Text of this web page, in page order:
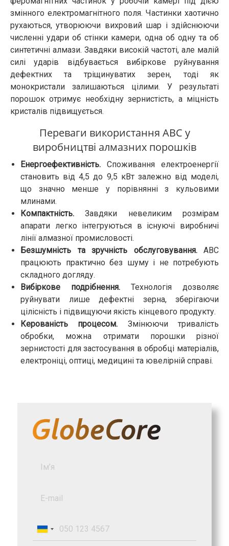
змінного електромагнітного поля. Частинки хаотично
рухаються, утворюючи вихровий шар і здійснюючи
численні удари об стінки камери, одна об одну та об
синтетичні алмази. Завдяки високій частоті, але малій
силі ударів відбувається вибіркове руйнування
дефектних та тріщинуватих зерен, тоді як
монокристали залишаються цілими. У результаті
порошок отримує необхідну зернистість, а міцність
кристалів підвищується.
Переваги використання АВС у
виробництві алмазних порошків
Енергоефективність. Споживання електроенергії
становить від 4,5 до 9,5 кВт залежно від моделі,
що значно менше у порівнянні з кульовими
млинами.
Компактність. Завдяки невеликим розмірам
апарати легко інтегруються в існуючі виробничі
лінії алмазної промисловості.
Безшумність та зручність обслуговування.АВС
працюють практично без шуму і не потребують
складного догляду.
Вибіркове подрібнення. Технологія дозволяє
руйнувати лише дефектні зерна, зберігаючи
цілісність і підвищуючи якість кінцевого продукту.
Керованість процесом. Змінюючи тривалість
обробки, можна отримати порошки різної
зернистості для застосування в обробці матеріалів,
електроніці, оптиці, медицині та ювелірній справі.